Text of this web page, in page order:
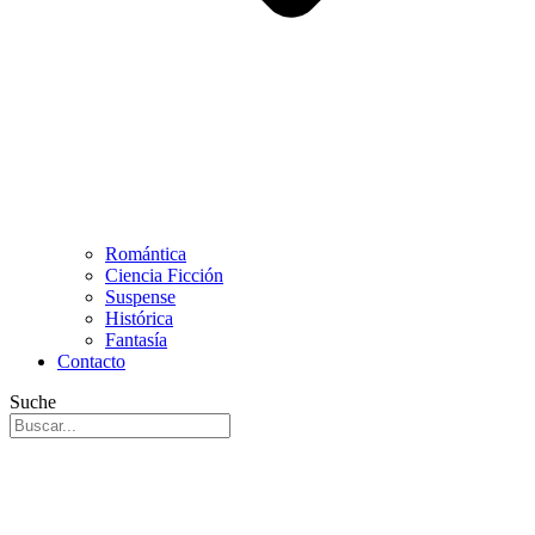
Romántica
Ciencia Ficción
Suspense
Histórica
Fantasía
Contacto
Suche